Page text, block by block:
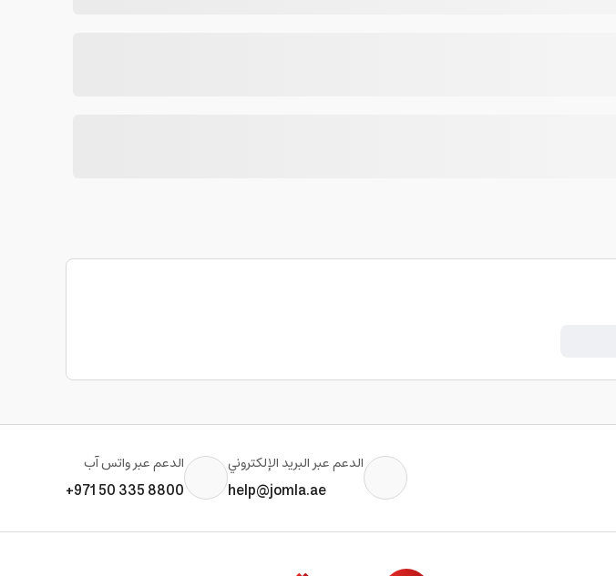
الدعم عبر البريد الإلكتروني
help@jomla.ae
الدعم عبر واتس آب
+971 50 335 8800